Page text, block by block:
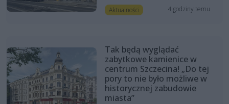
Aktualności 4 godziny temu
Tak będą wyglądać
zabytkowe kamienice w
centrum Szczecina! „Do tej
pory to nie było możliwe w
historycznej zabudowie
miasta”